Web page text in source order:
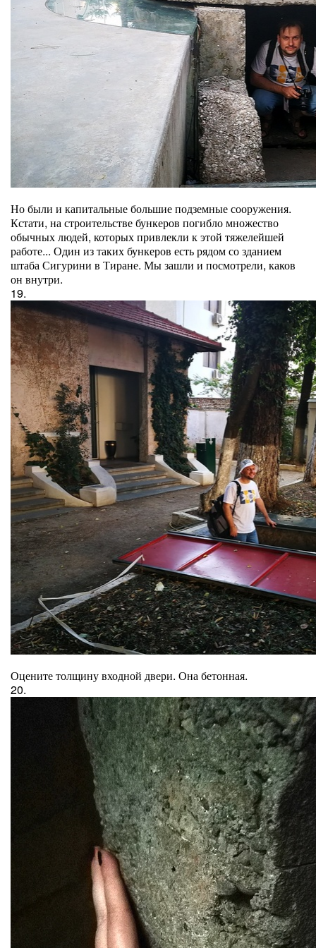
Но были и капитальные большие подземные сооружения.
Кстати, на строительстве бункеров погибло множество
обычных людей, которых привлекли к этой тяжелейшей
работе... Один из таких бункеров есть рядом со зданием
штаба Сигурини в Тиране. Мы зашли и посмотрели, каков
он внутри.
19.
Оцените толщину входной двери. Она бетонная.
20.